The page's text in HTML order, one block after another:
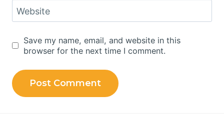
Website
Save my name, email, and website in this
browser for the next time I comment.